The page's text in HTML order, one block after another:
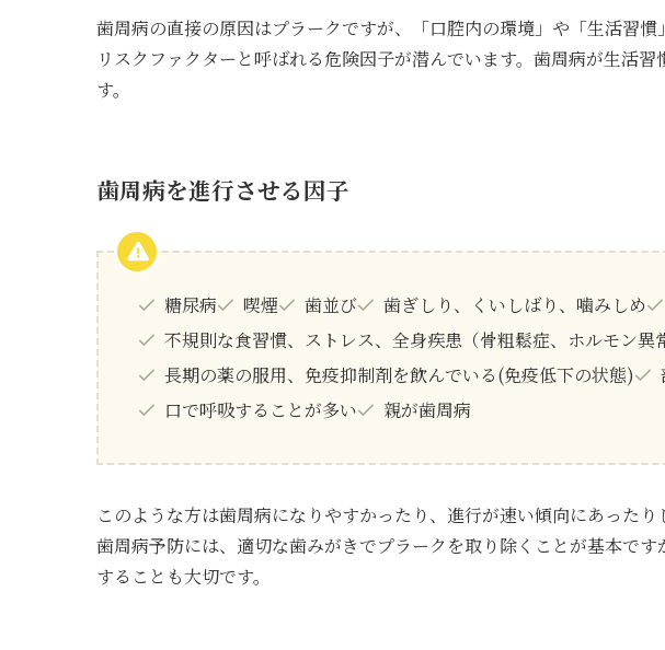
歯周病の直接の原因はプラークですが、「口腔内の環境」や「生活習
リスクファクターと呼ばれる危険因子が潜んでいます。歯周病が生活
す。
歯周病を進行させる因子
糖尿病 喫煙 歯並び 歯ぎしり、くいしばり、噛みしめ
不規則な食習慣、ストレス、全身疾患（骨粗鬆症、ホルモン異
長期の薬の服用、免疫抑制剤を飲んでいる(免疫低下の状態)
口で呼吸することが多い
親が歯周病
このような方は歯周病になりやすかったり、進行が速い傾向にあったり
歯周病予防には、適切な歯みがきでプラークを取り除くことが基本で
することも大切です。